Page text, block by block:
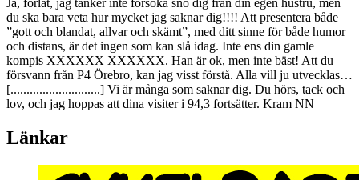
du ska bara veta hur mycket jag saknar dig!!!! Att presentera både
”gott och blandat, allvar och skämt”, med ditt sinne för både humor
och distans, är det ingen som kan slå idag. Inte ens din gamle
kompis XXXXXX XXXXXX. Han är ok, men inte bäst! Att du
försvann från P4 Örebro, kan jag visst förstå. Alla vill ju utvecklas…
[............................] Vi är många som saknar dig. Du hörs, tack och
lov, och jag hoppas att dina visiter i 94,3 fortsätter. Kram NN
Länkar